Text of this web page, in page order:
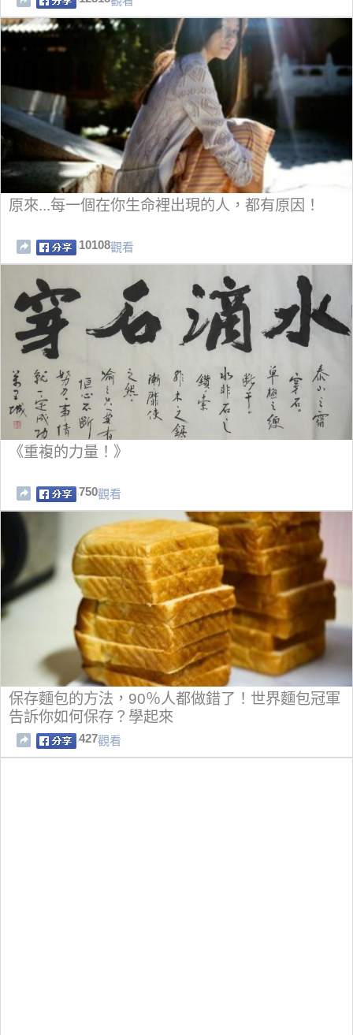
原來...每一個在你生命裡出現的人，都有原因！
10108觀看
《重複的力量！》
750觀看
保存麵包的方法，90％人都做錯了！世界麵包冠軍
告訴你如何保存？學起來
427觀看